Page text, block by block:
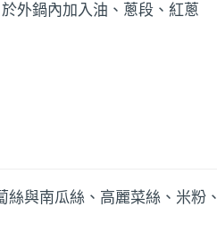
外鍋內加入油、蔥段、紅蔥
與南瓜絲、高麗菜絲、米粉、